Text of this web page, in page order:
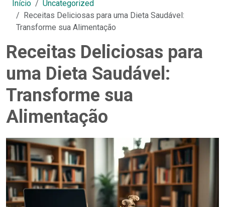
Início
Uncategorized
Receitas Deliciosas para uma Dieta Saudável:
Transforme sua Alimentação
Receitas Deliciosas para
uma Dieta Saudável:
Transforme sua
Alimentação